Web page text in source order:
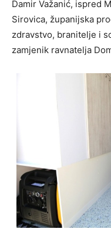
Damir Važanić, ispred
Sirovica, županijska
zdravstvo, branitelje i
zamjenik ravnatelja